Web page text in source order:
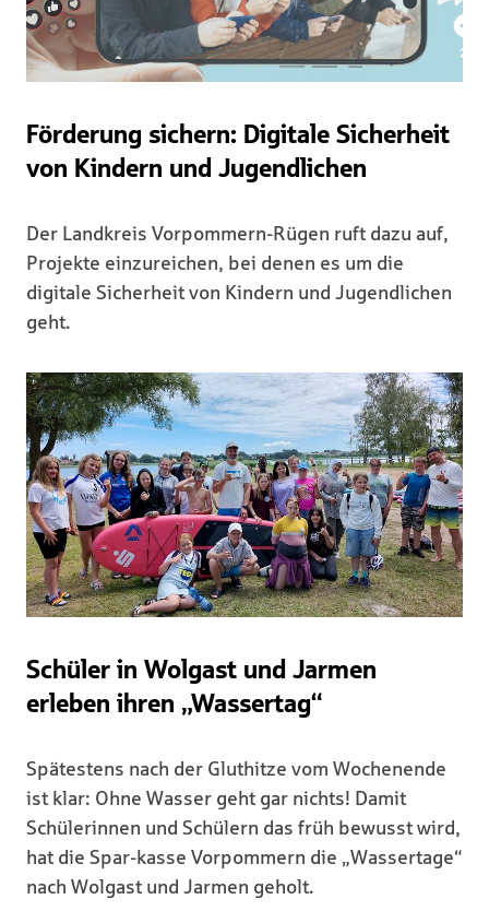
Förderung sichern: Digitale Sicherheit
von Kindern und Jugendlichen
Der Landkreis Vorpommern-Rügen ruft dazu auf,
Projekte einzureichen, bei denen es um die
digitale Sicherheit von Kindern und Jugendlichen
geht.
Schüler in Wolgast und Jarmen
erleben ihren „Wassertag“
Spätestens nach der Gluthitze vom Wochenende
ist klar: Ohne Wasser geht gar nichts! Damit
Schülerinnen und Schülern das früh bewusst wird,
hat die Spar-kasse Vorpommern die „Wassertage“
nach Wolgast und Jarmen geholt.